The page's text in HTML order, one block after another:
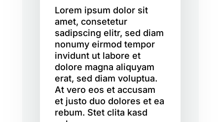
Lorem ipsum dolor sit
amet, consetetur
sadipscing elitr, sed diam
nonumy eirmod tempor
invidunt ut labore et
dolore magna aliquyam
erat, sed diam voluptua.
At vero eos et accusam
et justo duo dolores et ea
rebum. Stet clita kasd